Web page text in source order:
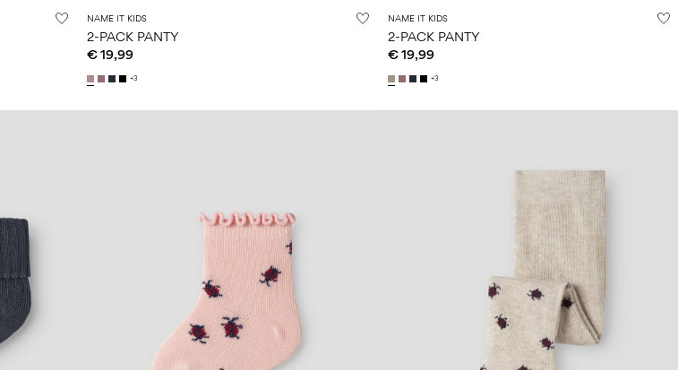
NAME IT KIDS
2-PACK PANTY
€ 19,99
+3
NAME IT KIDS
2-PACK PANTY
€ 19,99
+3